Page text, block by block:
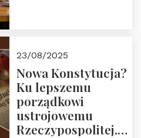
23/08/2025
Nowa Konstytucja?
Ku lepszemu
porządkowi
ustrojowemu
Rzeczypospolitej.